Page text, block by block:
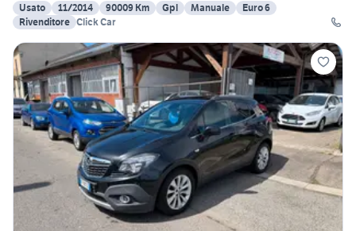
Usato
11/2014 90009 Km Gpl Manuale
Euro 6
Rivenditore Click Car